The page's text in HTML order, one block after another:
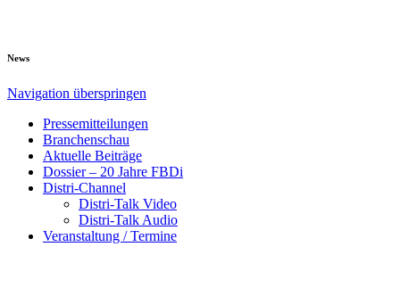
News
Navigation überspringen
Pressemitteilungen
Branchenschau
Aktuelle Beiträge
Dossier – 20 Jahre FBDi
Distri-Channel
Distri-Talk Video
Distri-Talk Audio
Veranstaltung / Termine